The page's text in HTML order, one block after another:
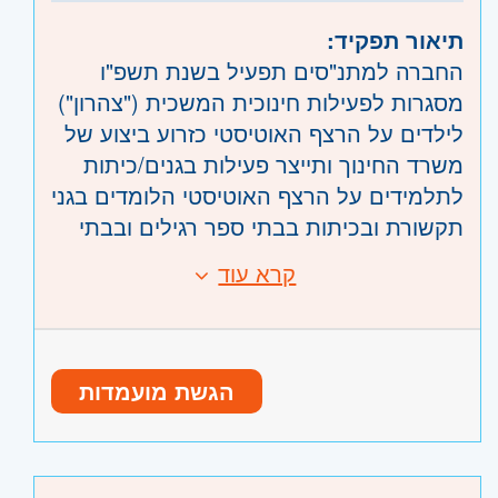
רחובות, יבנה
תיאור תפקיד:
החברה למתנ"סים תפעיל בשנת תשפ"ו
מסגרות לפעילות חינוכית המשכית ("צהרון")
לילדים על הרצף האוטיסטי כזרוע ביצוע של
משרד החינוך ותייצר פעילות בגנים/כיתות
לתלמידים על הרצף האוטיסטי הלומדים בגני
תקשורת ובכיתות בבתי ספר רגילים ובבתי
רכז/ת מתכלל/ת יהיה אמון על איתור פערי
בניית אסטרטגיית גיוס מאפס, יישום והוצאה
הובלת תהליכי גיוס מטה מקצה לקצה
הגדרת תפקיד, סינון קורות חיים וראיונות
תואר ראשון חובה, רצוי בתחום ארגון ו/או
ניהול משאבי אנוש: עדיפות לבעלי תואר שני.
יתרון להכשרות ו/או לקורסים מקצועיים
קרא עוד
הגשת מועמדות